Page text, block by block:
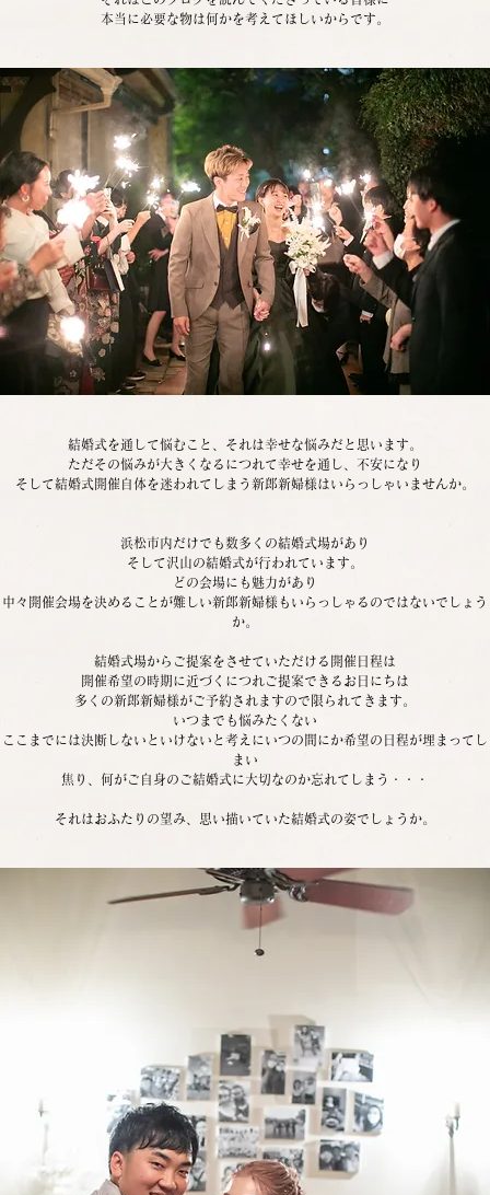
本当に必要な物は何かを考えてほしいからです。
結婚式を通して悩むこと、それは幸せな悩みだと思います。
ただその悩みが大きくなるにつれて幸せを通し、不安になり
そして結婚式開催自体を迷われてしまう新郎新婦様はいらっしゃいませんか。
浜松市内だけでも数多くの結婚式場があり
そして沢山の結婚式が行われています。
どの会場にも魅力があり
中々開催会場を決めることが難しい新郎新婦様もいらっしゃるのではないでしょう
か。
結婚式場からご提案をさせていただける開催日程は
開催希望の時期に近づくにつれご提案できるお日にちは
多くの新郎新婦様がご予約されますので限られてきます。
いつまでも悩みたくない
ここまでには決断しないといけないと考えにいつの間にか希望の日程が埋まってし
まい
焦り、何がご自身のご結婚式に大切なのか忘れてしまう・・・
それはおふたりの望み、思い描いていた結婚式の姿でしょうか。